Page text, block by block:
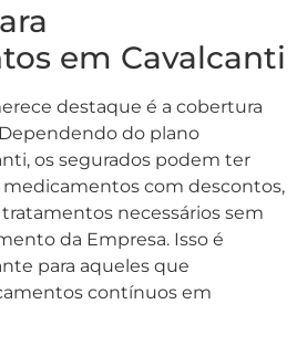
em Cavalcanti
destaque é a cobertura
do plano
os segurados podem ter
medicamentos com descontos,
necessários sem
da Empresa. Isso é
para aqueles que
contínuos em